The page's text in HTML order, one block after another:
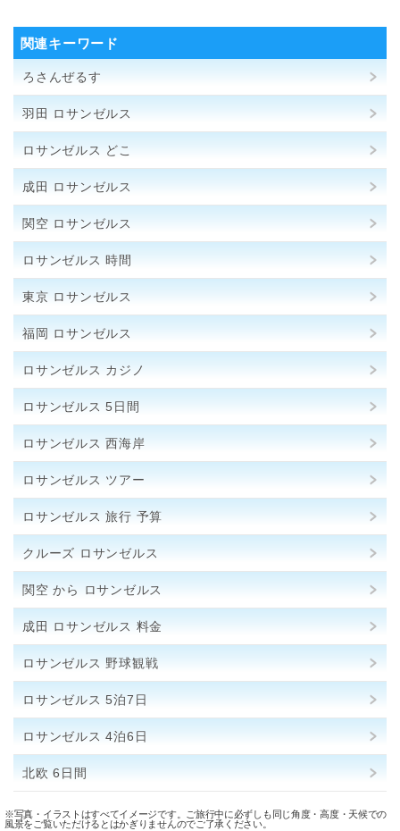
関連キーワード
ろさんぜるす
羽田 ロサンゼルス
ロサンゼルス どこ
成田 ロサンゼルス
関空 ロサンゼルス
ロサンゼルス 時間
東京 ロサンゼルス
福岡 ロサンゼルス
ロサンゼルス カジノ
ロサンゼルス 5日間
ロサンゼルス 西海岸
ロサンゼルス ツアー
ロサンゼルス 旅行 予算
クルーズ ロサンゼルス
関空 から ロサンゼルス
成田 ロサンゼルス 料金
ロサンゼルス 野球観戦
ロサンゼルス 5泊7日
ロサンゼルス 4泊6日
北欧 6日間
※写真・イラストはすべてイメージです。ご旅行中に必ずしも同じ角度・高度・天候での
風景をご覧いただけるとはかぎりませんのでご了承ください。